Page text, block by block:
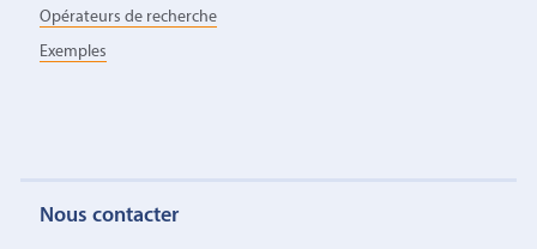
Opérateurs de recherche
Exemples
Nous contacter